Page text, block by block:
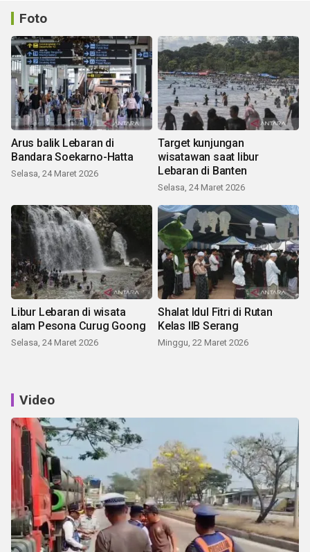
Foto
Arus balik Lebaran di
Bandara Soekarno-Hatta
Selasa, 24 Maret 2026
Target kunjungan
wisatawan saat libur
Lebaran di Banten
Selasa, 24 Maret 2026
Libur Lebaran di wisata
alam Pesona Curug Goong
Selasa, 24 Maret 2026
Shalat Idul Fitri di Rutan
Kelas IIB Serang
Minggu, 22 Maret 2026
Video